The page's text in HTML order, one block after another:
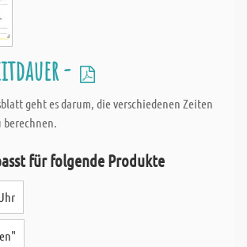
-
geht es darum, die verschiedenen Zeiten
berechnen.
für folgende Produkte